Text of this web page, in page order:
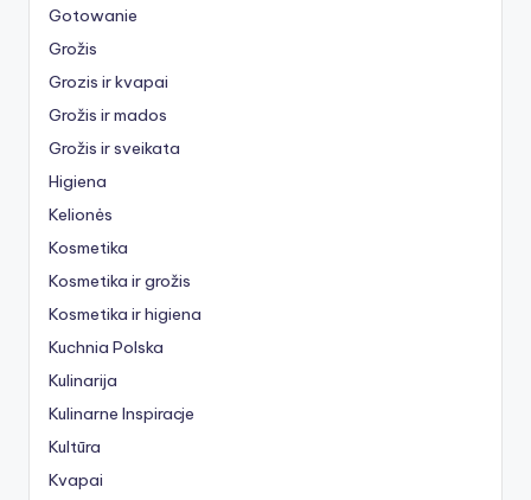
Gotowanie
Grožis
Grozis ir kvapai
Grožis ir mados
Grožis ir sveikata
Higiena
Kelionės
Kosmetika
Kosmetika ir grožis
Kosmetika ir higiena
Kuchnia Polska
Kulinarija
Kulinarne Inspiracje
Kultūra
Kvapai